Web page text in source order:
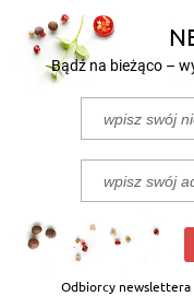
Bądź na bieżąco –
Odbiorcy